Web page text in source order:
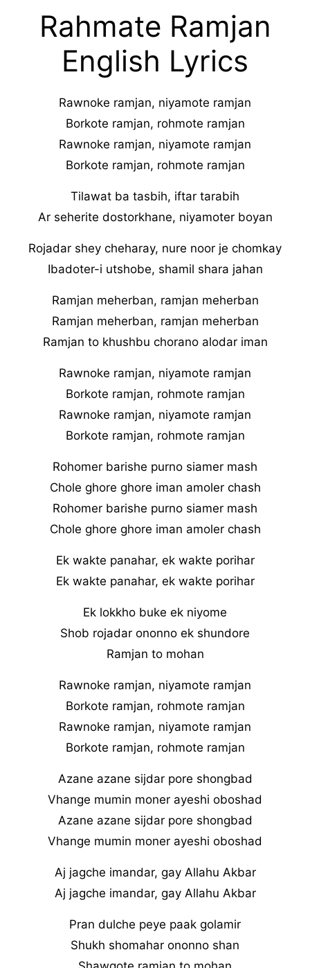
Rahmate Ramjan
English Lyrics
Rawnoke ramjan, niyamote ramjan
Borkote ramjan, rohmote ramjan
Rawnoke ramjan, niyamote ramjan
Borkote ramjan, rohmote ramjan
Tilawat ba tasbih, iftar tarabih
Ar seherite dostorkhane, niyamoter boyan
Rojadar shey cheharay, nure noor je chomkay
Ibadoter-i utshobe, shamil shara jahan
Ramjan meherban, ramjan meherban
Ramjan meherban, ramjan meherban
Ramjan to khushbu chorano alodar iman
Rawnoke ramjan, niyamote ramjan
Borkote ramjan, rohmote ramjan
Rawnoke ramjan, niyamote ramjan
Borkote ramjan, rohmote ramjan
Rohomer barishe purno siamer mash
Chole ghore ghore iman amoler chash
Rohomer barishe purno siamer mash
Chole ghore ghore iman amoler chash
Ek wakte panahar, ek wakte porihar
Ek wakte panahar, ek wakte porihar
Ek lokkho buke ek niyome
Shob rojadar ononno ek shundore
Ramjan to mohan
Rawnoke ramjan, niyamote ramjan
Borkote ramjan, rohmote ramjan
Rawnoke ramjan, niyamote ramjan
Borkote ramjan, rohmote ramjan
Azane azane sijdar pore shongbad
Vhange mumin moner ayeshi oboshad
Azane azane sijdar pore shongbad
Vhange mumin moner ayeshi oboshad
Aj jagche imandar, gay Allahu Akbar
Aj jagche imandar, gay Allahu Akbar
Pran dulche peye paak golamir
Shukh shomahar ononno shan